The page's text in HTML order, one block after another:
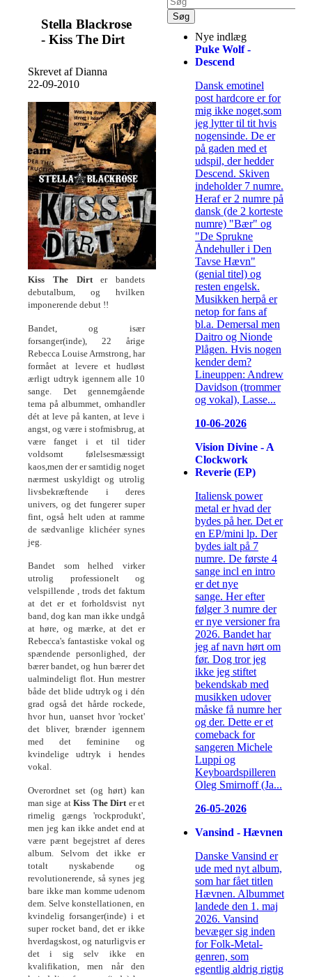
Stella Blackrose
- Kiss The Dirt
Skrevet af Dianna
22-09-2010
Kiss The Dirter bandets
debutalbum, og hvilken
imponerende debut !!
Bandet, og især
forsanger(inde), 22 årige
Rebecca Louise Armstrong, har
formået at levere et hudløst
ærligt udtryk igennem alle 10
sange. Det gennemgående
tema på albummet, omhandler
dét at leve på kanten, at leve i
angst, og være i stofmisbrug, at
være fanget i et til tider
voldsomt følelsesmæssigt
kaos,men der er samtidig noget
nærmest uskyldigt og utrolig
livsbekræftende i deres
univers, og det fungerer super
fint, også helt uden at ramme
de sædvanlige klichéer synes
jeg.
Bandet som helhed virker
utrolig professionelt og
velspillende , trods det faktum
at det er et forholdsvist nyt
band, dog kan man ikke undgå
at høre, og mærke, at det er
Rebecca's fantastiske vokal og
spændende personlighed, der
bærer bandet, og hun bærer det
ualmindeligt flot. Hun mestrer
både det blide udtryk og i dén
grad også det hårde rockede,
hvor hun, uanset hvor 'rocket'
det bliver, brænder igennem
med det feminine og
kvindelige udtryk i hendes
vokal.
Overordnet set (og hørt) kan
man sige atKiss The Dirter et
rimelig gængs 'rockprodukt',
men jeg kan ikke andet end at
være pænt begejstret af deres
album. Selvom det ikke er
totalt nyskabende og
revolutionerende, så synes jeg
bare ikke man komme udenom
dem. Selve konstellationen, en
kvindelig forsanger(inde) i et
super rocket band, det er ikke
hverdagskost, og naturligvis er
det i sig selv ikke en
kvalifikation, men når den
Nye indlæg
Puke Wolf -
Descend
Dansk emotinel
post hardcore er for
mig ikke noget,som
jeg lytter til tit hvis
nogensinde. De er
på gaden med et
udspil, der hedder
Descend. Skiven
indeholder 7 numre.
Heraf er 2 numre på
dansk (de 2 korteste
numre) "Bær" og
"De Sprukne
Åndehuller i Den
Tavse Hævn"
(genial titel) og
resten engelsk.
Musikken herpå er
netop for fans af
bl.a. Demersal men
Daitro og Nionde
Plågen. Hvis nogen
kender dem?
Lineuppen: Andrew
Davidson (trommer
og vokal), Lasse...
10-06-2026
Vision Divine - A
Clockwork
Reverie (EP)
Italiensk power
metal er hvad der
bydes på her. Det er
en EP/mini lp. Der
bydes ialt på 7
numre. De første 4
sange incl en intro
er det nye
sange. Her efter
følger 3 numre der
er nye versioner fra
2026. Bandet har
jeg af navn hørt om
før. Dog tror jeg
ikke jeg stiftet
bekendskab med
musikken udover
måske få numre her
og der. Dette er et
comeback for
sangeren Michele
Luppi og
Keyboardspilleren
Oleg Smirnoff (Ja...
26-05-2026
Vansind - Hævnen
Danske Vansind er
ude med nyt album,
som har fået titlen
Hævnen. Albummet
landede den 1. maj
2026. Vansind
bevæger sig inden
for Folk-Metal-
genren, som
egentlig aldrig rigtig